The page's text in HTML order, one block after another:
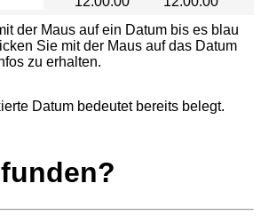
der Maus auf ein Datum bis es blau
Sie mit der Maus auf das Datum
zu erhalten.
Datum bedeutet bereits belegt.